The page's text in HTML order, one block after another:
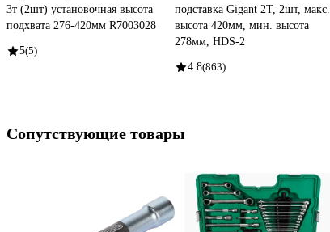
3т (2шт) установочная высота
подхвата 276-420мм R7003028
5(5)
подставка Gigant 2Т, 2шт, макс.
высота 420мм, мин. высота
278мм, HDS-2
4.8(863)
Сопутствующие товары